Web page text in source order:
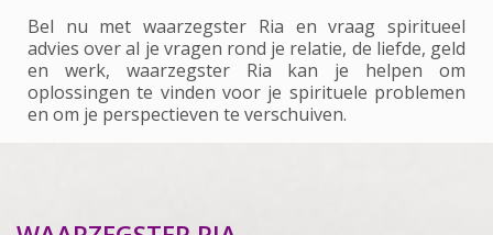
Bel nu met waarzegster Ria en vraag spiritueel
advies over al je vragen rond je relatie, de liefde, geld
en werk, waarzegster Ria kan je helpen om
oplossingen te vinden voor je spirituele problemen
en om je perspectieven te verschuiven.